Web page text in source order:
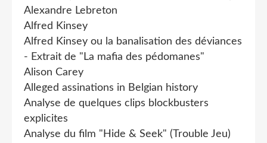
Alexandre Lebreton
Alfred Kinsey
Alfred Kinsey ou la banalisation des déviances
- Extrait de "La mafia des pédomanes"
Alison Carey
Alleged assinations in Belgian history
Analyse de quelques clips blockbusters
explicites
Analyse du film "Hide & Seek" (Trouble Jeu)